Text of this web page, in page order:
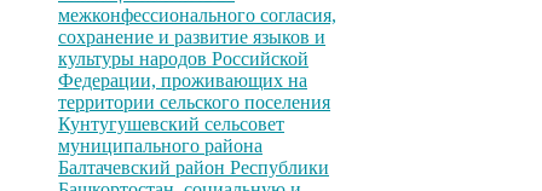
межконфессионального согласия,
сохранение и развитие языков и
культуры народов Российской
Федерации, проживающих на
территории сельского поселения
Кунтугушевский сельсовет
муниципального района
Балтачевский район Республики